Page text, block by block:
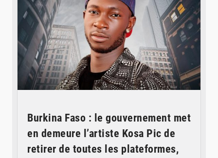
Burkina Faso : le gouvernement met
en demeure l’artiste Kosa Pic de
retirer de toutes les plateformes,